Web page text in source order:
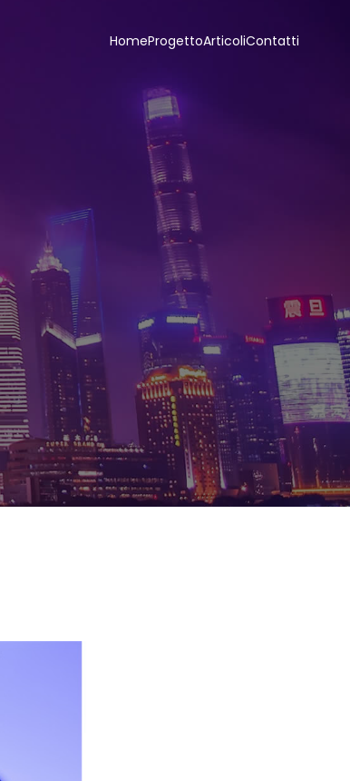
HomeProgettoArticoliContatti